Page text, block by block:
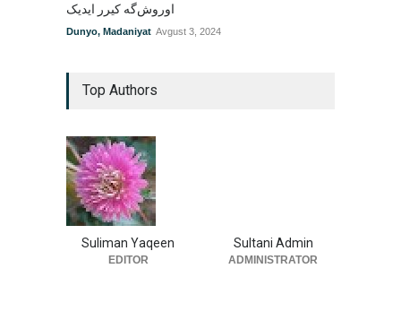
اوروش‌گه کیرر ایدیک
Dunyo, Madaniyat Avgust 3, 2024
Top Authors
Suliman Yaqeen
EDITOR
Sultani Admin
ADMINISTRATOR